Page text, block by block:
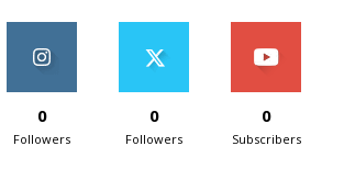
0
Followers
0
Followers
0
Subscribers